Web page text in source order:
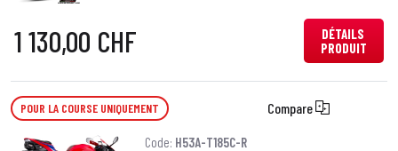
1 130,00 CHF
DÉTAILS
PRODUIT
POUR LA COURSE UNIQUEMENT Compare
Code: H53A-T185C-R